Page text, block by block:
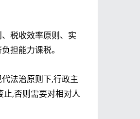
税收效率原则、实
担能力课税。
法治原则下,行政主
,否则需要对相对人